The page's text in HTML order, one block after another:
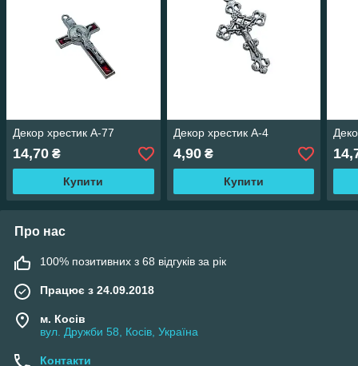
Декор хрестик A-77
14,70 ₴
Купити
Декор хрестик A-4
4,90₴
Купити
Про нас
100% позитивних з 68 відгуків за рік
Працює з 24.09.2018
м. Косів
вул. Дружби 58, Косів, Україна
Контакти